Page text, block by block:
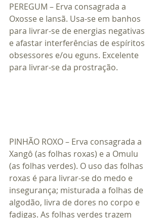
PEREGUM – Erva consagrada a
Oxosse e Iansã. Usa-se em banhos
para livrar-se de energias negativas
e afastar interferências de espíritos
obsessores e/ou eguns. Excelente
para livrar-se da prostração.
PINHÃO ROXO – Erva consagrada a
Xangô (as folhas roxas) e a Omulu
(as folhas verdes). O uso das folhas
roxas é para livrar-se do medo e
insegurança; misturada a folhas de
algodão, livra de dores no corpo e
fadigas. As folhas verdes trazem